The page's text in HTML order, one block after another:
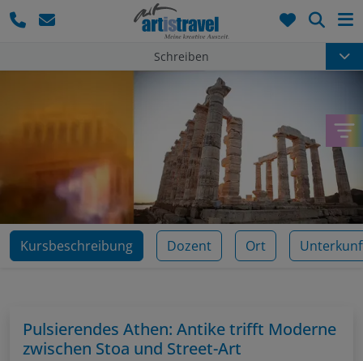
Schreiben
Kursbeschreibung Dozent Ort
Pulsierendes Athen: Antike trifft Moderne
zwischen Stoa und Street-Art